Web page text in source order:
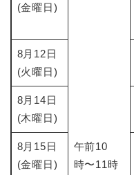
(金曜日)
午前10
時〜11時
8月12日
(火曜日)
8月14日
(木曜日)
8月15日
(金曜日)